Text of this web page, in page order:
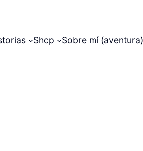
Shop Sobre mí (aventura)